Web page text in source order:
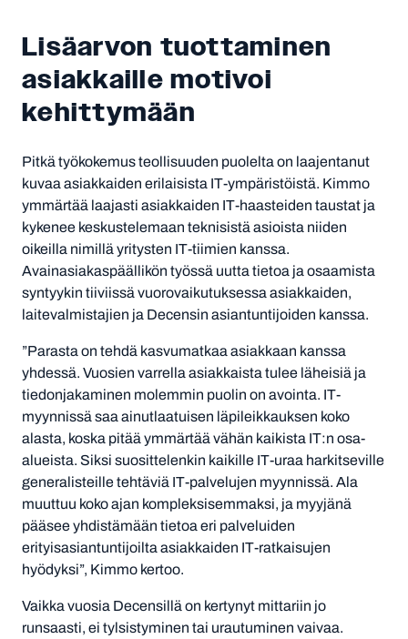
Lisäarvon tuottaminen
asiakkaille motivoi
kehittymään
Pitkä työkokemus teollisuuden puolelta on laajentanut
kuvaa asiakkaiden erilaisista IT-ympäristöistä. Kimmo
ymmärtää laajasti asiakkaiden IT-haasteiden taustat ja
kykenee keskustelemaan teknisistä asioista niiden
oikeilla nimillä yritysten IT-tiimien kanssa.
Avainasiakaspäällikön työssä uutta tietoa ja osaamista
syntyykin tiiviissä vuorovaikutuksessa asiakkaiden,
laitevalmistajien ja Decensin asiantuntijoiden kanssa.
”Parasta on tehdä kasvumatkaa asiakkaan kanssa
yhdessä. Vuosien varrella asiakkaista tulee läheisiä ja
tiedonjakaminen molemmin puolin on avointa. IT-
myynnissä saa ainutlaatuisen läpileikkauksen koko
alasta, koska pitää ymmärtää vähän kaikista IT:n osa-
alueista. Siksi suosittelenkin kaikille IT-uraa harkitseville
generalisteille tehtäviä IT-palvelujen myynnissä. Ala
muuttuu koko ajan kompleksisemmaksi, ja myyjänä
pääsee yhdistämään tietoa eri palveluiden
erityisasiantuntijoilta asiakkaiden IT-ratkaisujen
hyödyksi”, Kimmo kertoo.
Vaikka vuosia Decensillä on kertynyt mittariin jo
runsaasti, ei tylsistyminen tai urautuminen vaivaa.